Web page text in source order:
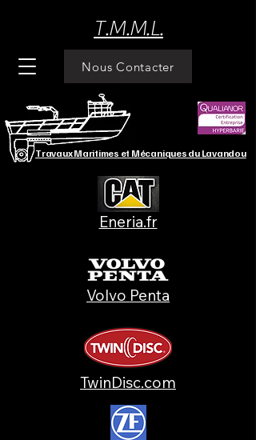
T.M.M.L.
Travaux Maritimes et Mécaniques du Lavandou
Eneria.fr
Volvo Penta
TwinDisc.com
Nous Contacter